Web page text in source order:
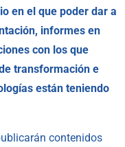
en el que poder dar a
informes en
con los que
transformación e
están teniendo
contenidos